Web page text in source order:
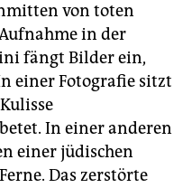
von toten
in der
fängt Bilder ein,
einer Fotografie sitzt
In einer anderen
einer jüdischen
Das zerstörte